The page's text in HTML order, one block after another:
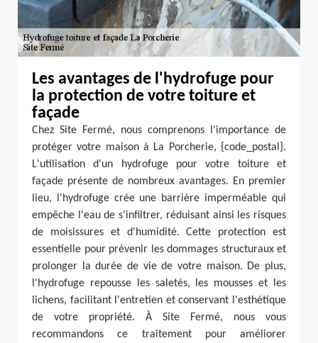
Les avantages de l'hydrofuge pour
la protection de votre toiture et
façade
Chez Site Fermé, nous comprenons l'importance de
protéger votre maison à La Porcherie, {code_postal}.
L'utilisation d'un hydrofuge pour votre toiture et
façade présente de nombreux avantages. En premier
lieu, l'hydrofuge crée une barrière imperméable qui
empêche l'eau de s'infiltrer, réduisant ainsi les risques
de moisissures et d'humidité. Cette protection est
essentielle pour prévenir les dommages structuraux et
prolonger la durée de vie de votre maison. De plus,
l'hydrofuge repousse les saletés, les mousses et les
lichens, facilitant l'entretien et conservant l'esthétique
de votre propriété. À Site Fermé, nous vous
recommandons ce traitement pour améliorer